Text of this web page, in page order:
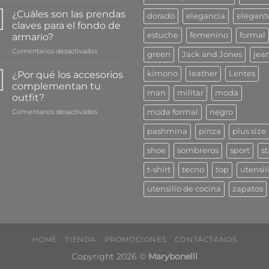
da
a
Maneras
de
cuidar
tu
¿Cuáles son las prendas
claves para el fondo de
armario?
Comentarios desactivadosen
son
las
prendas
para
¿Por qué los accesorios
complementan tu
outfit?
Comentarios desactivadosen
complementan
dorado elegancia
estuche femenino formal
green Jack and Jones
kimono leather Lentes
man militar moda
moda formal negro
pashmina pinza plus size
shoe sombreros sport
t-shirt tecno top
utensilio de cocina zapatos
HOME TIENDA PROMOCIONES CONTÁCTANOS
Copyright 2026 © Marybonelli